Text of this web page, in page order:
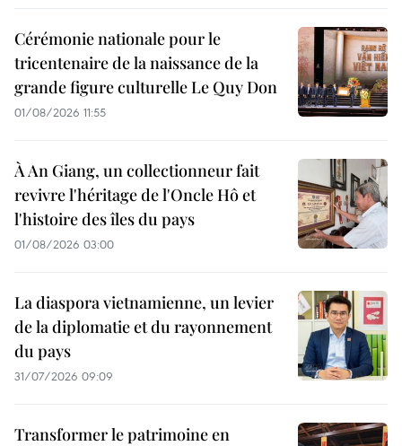
Cérémonie nationale pour le
tricentenaire de la naissance de la
grande figure culturelle Le Quy Don
01/08/2026 11:55
À An Giang, un collectionneur fait
revivre l'héritage de l'Oncle Hô et
l'histoire des îles du pays
01/08/2026 03:00
La diaspora vietnamienne, un levier
de la diplomatie et du rayonnement
du pays
31/07/2026 09:09
Transformer le patrimoine en